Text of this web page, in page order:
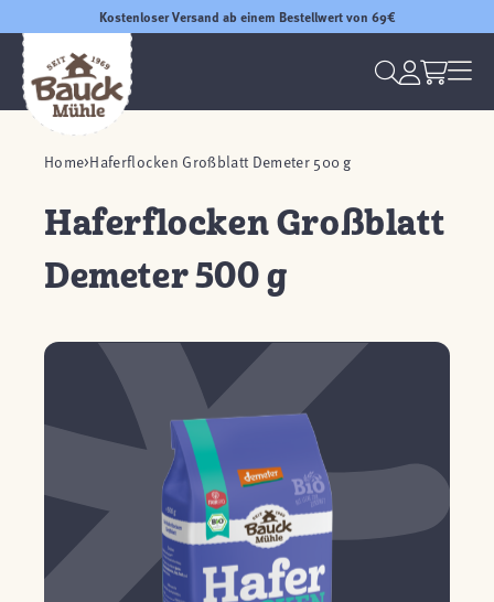
Kostenloser Versand ab einem Bestellwert von 69€
Home Haferflocken Großblatt Demeter 500 g
Haferflocken Großblatt
Demeter 500 g